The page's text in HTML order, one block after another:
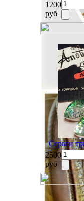
1200
руб
Серьги
2500
руб